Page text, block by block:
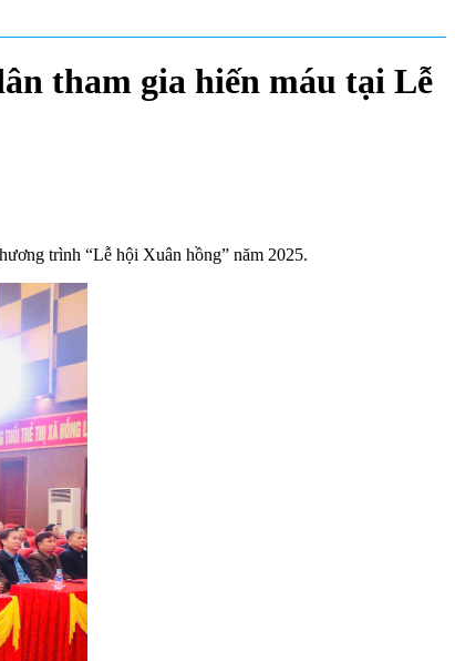
tham gia hiến máu tại Lễ
trình “Lễ hội Xuân hồng” năm 2025.